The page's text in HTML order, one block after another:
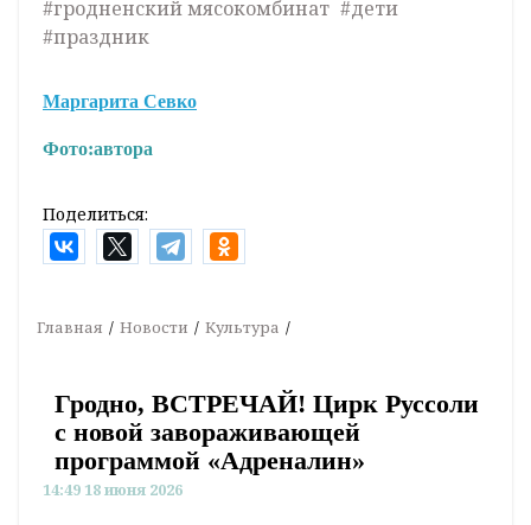
#гродненский мясокомбинат #дети
#праздник
Маргарита Севко
Фото:автора
Поделиться:
Главная Новости Культура
Гродно, ВСТРЕЧАЙ! Цирк Руссоли
с новой завораживающей
программой «Адреналин»
14:49 18 июня 2026